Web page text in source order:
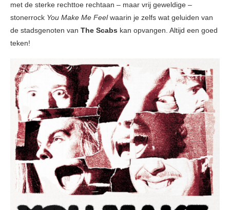
met de sterke rechttoe rechtaan – maar vrij geweldige –
stonerrock You Make Me Feelwaarin je zelfs wat geluiden van
de stadsgenoten van The Scabs kan opvangen. Altijd een goed
teken!